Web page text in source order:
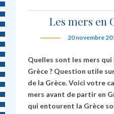
Les mers en
20 novembre
Quelles sont les mers
Grèce ? Question utile
de la Grèce. Voici votre
mers avant de partir en
qui entourent la Grèce